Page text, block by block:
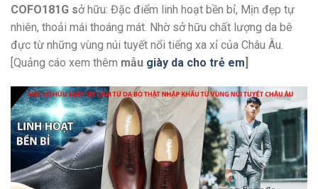
COFO181G sở hữu: Đặc điểm linh hoạt bền bỉ, Mịn đẹp tự
nhiên, thoải mái thoáng mát. Nhờ sở hữu chất lượng da bê
đực từ những vùng núi tuyết nổi tiếng xa xỉ của Châu Âu.
[Quảng cáo xem thêm mẫu giày da cho trẻ em]